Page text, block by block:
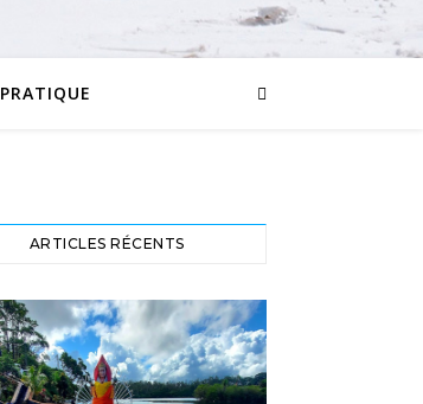
PRATIQUE
ARTICLES RÉCENTS